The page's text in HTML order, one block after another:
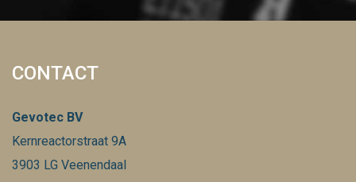
CONTACT
Gevotec BV
Kernreactorstraat 9A
3903 LG Veenendaal